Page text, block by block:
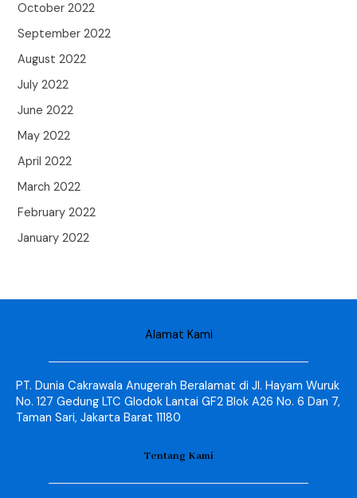
October 2022
September 2022
August 2022
July 2022
June 2022
May 2022
April 2022
March 2022
February 2022
January 2022
Alamat Kami
PT. Dunia Cakrawala Anugerah Beralamat di Jl. Hayam Wuruk
No. 127 Gedung LTC Glodok Lantai GF2 Blok A26 No. 6 Dan 7,
Taman Sari, Jakarta Barat 11180
Tentang Kami